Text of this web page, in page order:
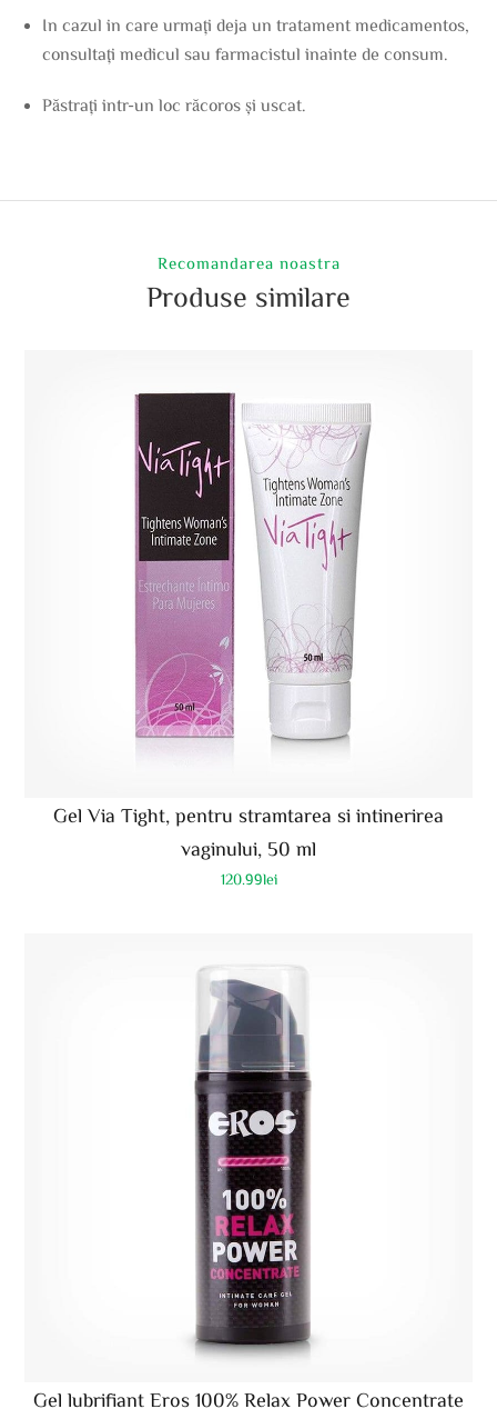
In cazul in care urmați deja un tratament medicamentos,
consultați medicul sau farmacistul inainte de consum.
Păstrați intr-un loc răcoros și uscat.
Recomandarea noastra
Produse similare
Gel Via Tight, pentru stramtarea si intinerirea
vaginului, 50 ml
120.99lei
Gel lubrifiant Eros 100% Relax Power Concentrate